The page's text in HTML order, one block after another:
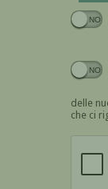
delle
che ci